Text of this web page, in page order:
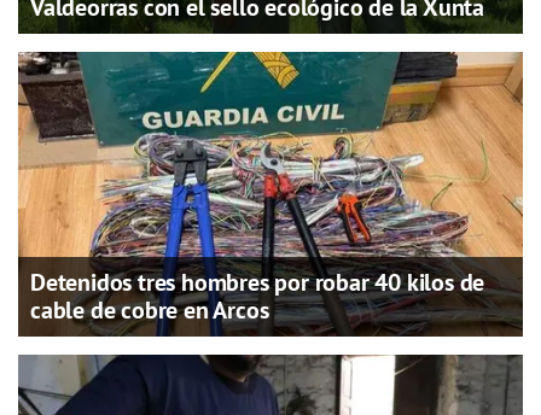
Valdeorras con el sello ecológico de la Xunta
Detenidos tres hombres por robar 40 kilos de
cable de cobre en Arcos